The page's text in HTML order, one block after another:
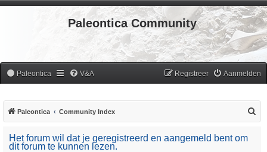
Paleontica Community
Paleontica V&A Aanmelden
Registreer
Paleontica Community Index
Het forum wil dat je geregistreerd en aangemeld bent om
dit forum te kunnen lezen.